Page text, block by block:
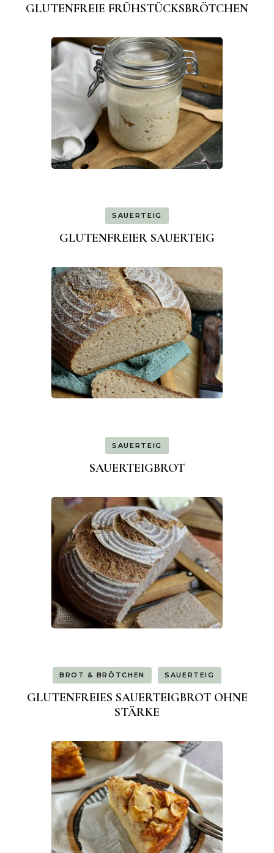
GLUTENFREIE FRÜHSTÜCKSBRÖTCHEN
SAUERTEIG
GLUTENFREIER SAUERTEIG
SAUERTEIG
SAUERTEIGBROT
BROT & BRÖTCHEN SAUERTEIG
GLUTENFREIES SAUERTEIGBROT OHNE
STÄRKE